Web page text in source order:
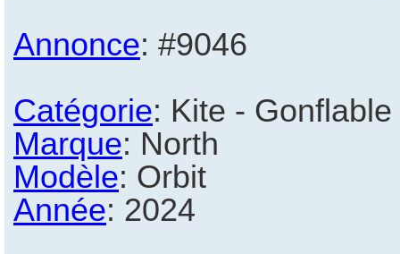
Annonce: #9046
Catégorie: Kite - Gonflable
Marque: North
Modèle: Orbit
Année: 2024